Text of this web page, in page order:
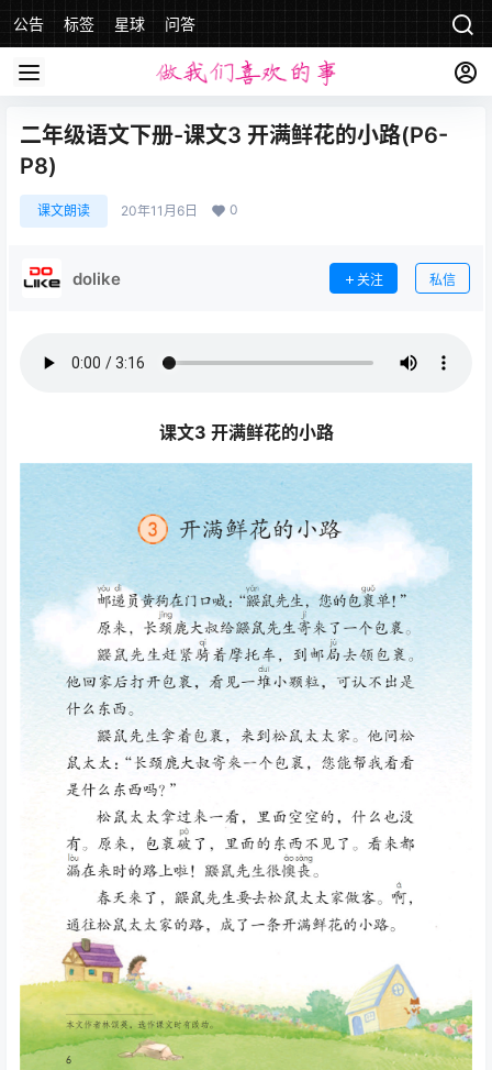
公告 标签 星球 问答
二年级语文下册-课文3 开满鲜花的小路(P6-
P8)
课文朗读 20年11月6日 0
dolike 关注 私信
课文3 开满鲜花的小路